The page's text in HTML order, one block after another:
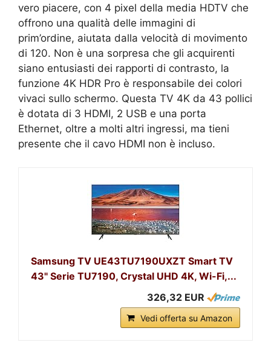
vero piacere, con 4 pixel della media HDTV che
offrono una qualità delle immagini di
prim’ordine, aiutata dalla velocità di movimento
di 120. Non è una sorpresa che gli acquirenti
siano entusiasti dei rapporti di contrasto, la
funzione 4K HDR Pro è responsabile dei colori
vivaci sullo schermo. Questa TV 4K da 43 pollici
è dotata di 3 HDMI, 2 USB e una porta
Ethernet, oltre a molti altri ingressi, ma tieni
presente che il cavo HDMI non è incluso.
Samsung TV UE43TU7190UXZT Smart TV
43" Serie TU7190, Crystal UHD 4K, Wi-Fi,...
326,32 EUR
Vedi offerta su Amazon